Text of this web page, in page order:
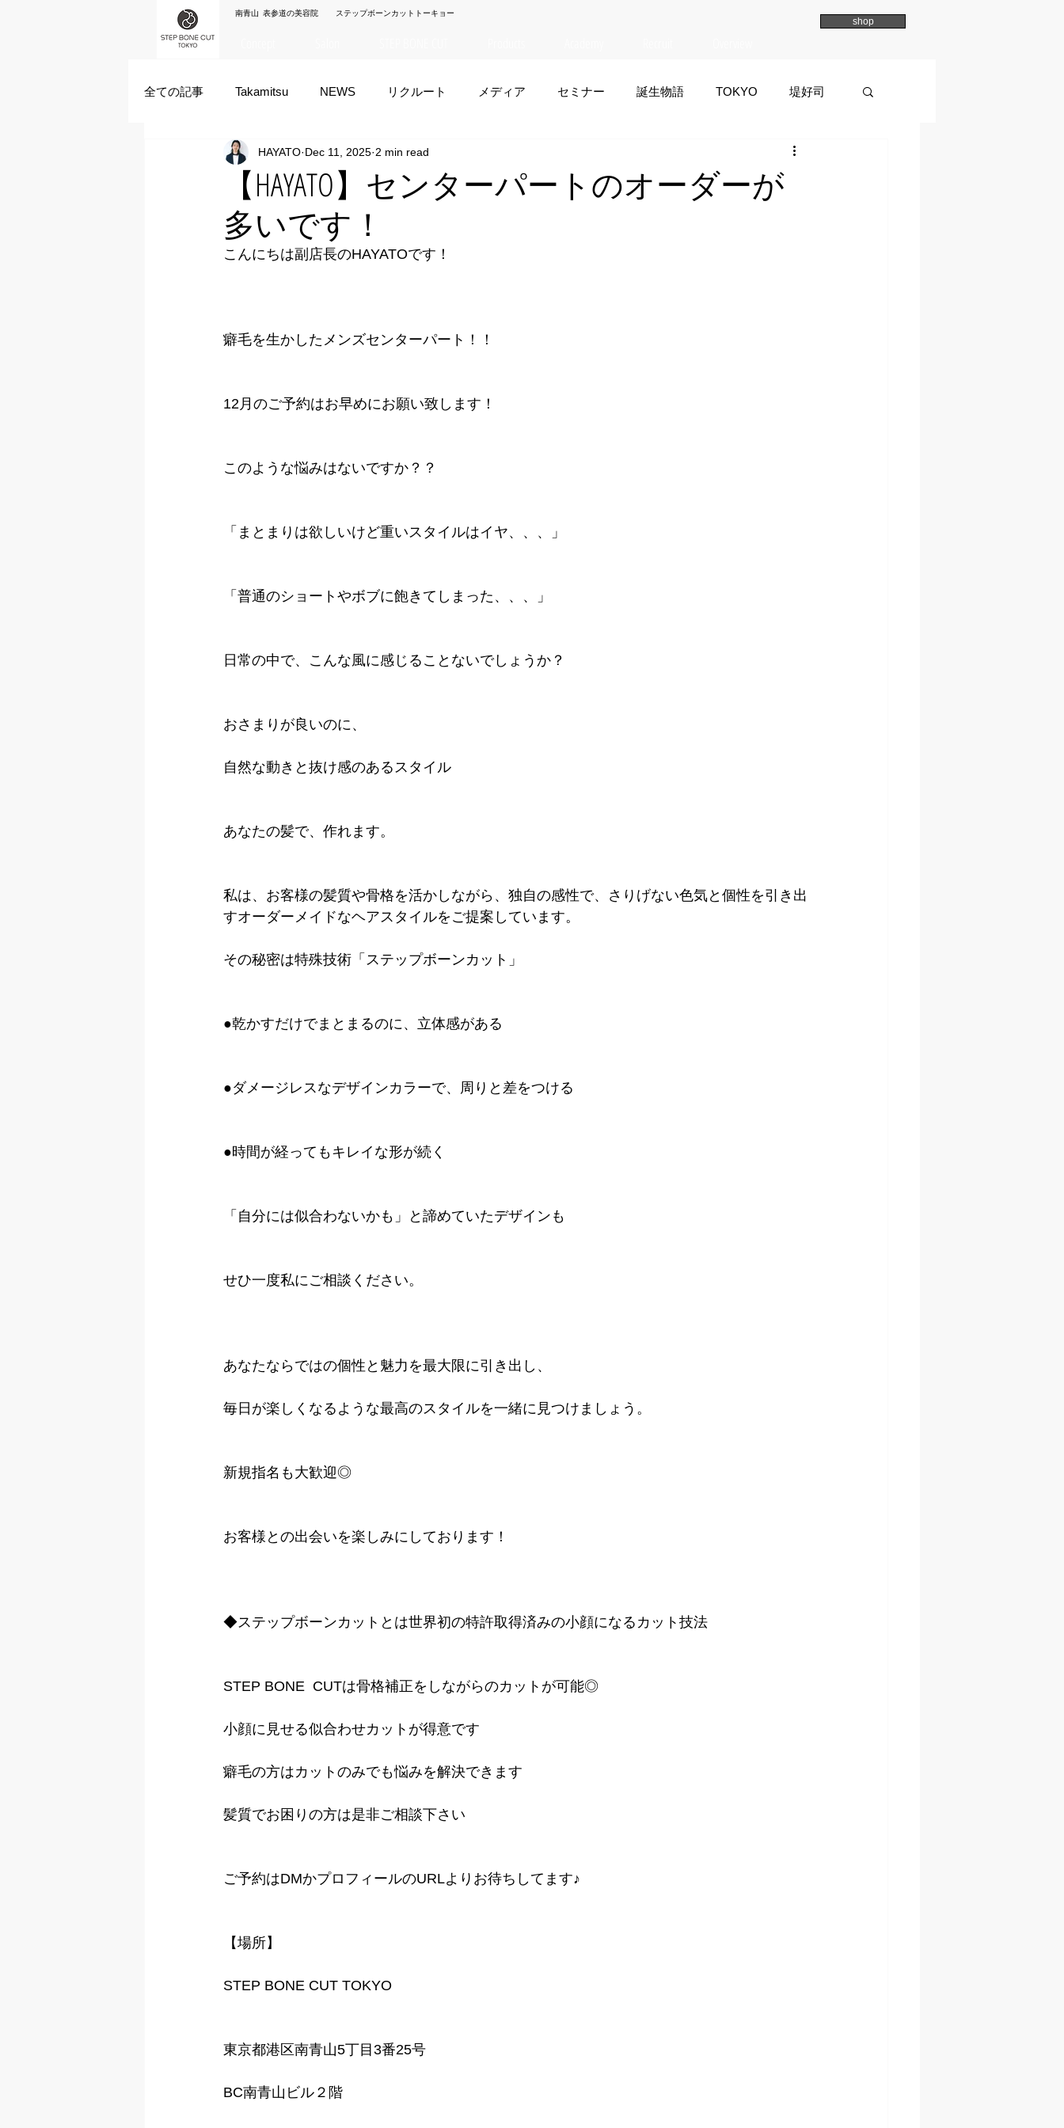
南青山 表参道の美容院 ステップボーンカットトーキョー
shop
全ての記事 Takamitsu NEWS リクルート メディア セミナー 誕生物語 TOKYO 堤好司
Akane Kanda HAYATO 夏菜 TAISEI イマイマユ
ズシヒロヤ 竹原拓摩 お笑い
【HAYATO】センターパートのオーダーが
多いです！
HAYATO Dec 11, 2025 2 min read
こんにちは副店長のHAYATOです！
癖毛を生かしたメンズセンターパート！！
12月のご予約はお早めにお願い致します！
このような悩みはないですか？？
「まとまりは欲しいけど重いスタイルはイヤ、、、」
「普通のショートやボブに飽きてしまった、、、」
日常の中で、こんな風に感じることないでしょうか？
おさまりが良いのに、
自然な動きと抜け感のあるスタイル
あなたの髪で、作れます。
私は、お客様の髪質や骨格を活かしながら、独自の感性で、さりげない色気と個性を引き出
すオーダーメイドなヘアスタイルをご提案しています。
その秘密は特殊技術「ステップボーンカット」
●乾かすだけでまとまるのに、立体感がある
●ダメージレスなデザインカラーで、周りと差をつける
●時間が経ってもキレイな形が続く
「自分には似合わないかも」と諦めていたデザインも
せひ一度私にご相談ください。
あなたならではの個性と魅力を最大限に引き出し、
毎日が楽しくなるような最高のスタイルを一緒に見つけましょう。
新規指名も大歓迎◎
お客様との出会いを楽しみにしております！
◆ステップボーンカットとは世界初の特許取得済みの小顔になるカット技法
STEP BONE  CUTは骨格補正をしながらのカットが可能◎
小顔に見せる似合わせカットが得意です
癖毛の方はカットのみでも悩みを解決できます
髪質でお困りの方は是非ご相談下さい
ご予約はDMかプロフィールのURLよりお待ちしてます♪
【場所】
STEP BONE CUT TOKYO
東京都港区南青山5丁目3番25号
BC南青山ビル２階